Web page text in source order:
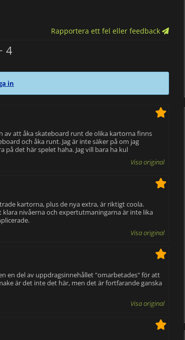
Rapportera ett fel eller feedback
4
in
av att åka skateboard runt de olika kartorna finns
och åka runt. Jag är inte säker på om jag
det här spelet haha. Jag vill bara ha kul
Visa original
kartorna, plus de nya extra, är riktigt coola.
nivåerna och expertutmaningarna är inte lika
Visa original
en del av uppdragsinnehållet "omarbetades" för att
är det inte det här, men det är fortfarande ganska
Visa original